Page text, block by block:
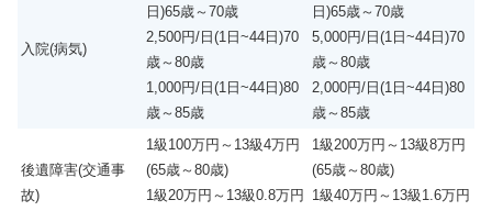
入院(病気)
日)65歳～70歳
2,500円/日(1日~44日)70
歳～80歳
1,000円/日(1日~44日)80
歳～85歳
日)65歳～70歳
5,000円/日(1日~44日)70
歳～80歳
2,000円/日(1日~44日)80
歳～85歳
後遺障害(交通事
故)
1級100万円～13級4万円
(65歳～80歳)
1級20万円～13級0.8万円
1級200万円～13級8万円
(65歳～80歳)
1級40万円～13級1.6万円